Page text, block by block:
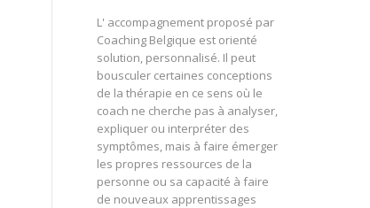
L' accompagnement proposé par
Coaching Belgique est orienté
solution, personnalisé. Il peut
bousculer certaines conceptions
de la thérapie en ce sens où le
coach ne cherche pas à analyser,
expliquer ou interpréter des
symptômes, mais à faire émerger
les propres ressources de la
personne ou sa capacité à faire
de nouveaux apprentissages